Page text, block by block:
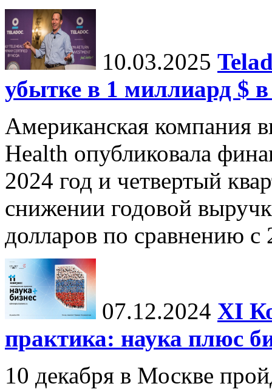
10.03.2025
убытке в 1 миллиард $ в
Американская компания
Health опубликовала
2024 год и четвертый
снижении годовой
долларов по сравнению с
07.12.2024 ХI
практика: наука плюс
10 декабря в Москве